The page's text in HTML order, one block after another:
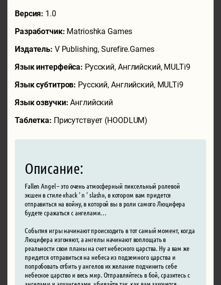
Версия: 1.0
Разработчик: Matrioshka Games
Издатель: V Publishing, Surefire.Games
Язык интерфейса: Русский, Английский, MULTi9
Язык субтитров: Русский, Английский, MULTi9
Язык озвучки:Английский
Таблетка: Присутствует (HOODLUM)
Описание:
Fallen Angel – это очень атмосферный пиксельный ролевой
экшен в стиле «hack ' n ' slash», в котором вам придется
отправиться на войну, в которой вы в роли самого Люцифера
будете сражаться с ангелами…
События игры начинают происходить в тот самый момент, когда
Люцифера изгоняют, а ангелы начинают воплощать в
реальности свои планы на счет небесного царства. Ну а вам же
придется отправиться на небеса из подземного царства и
попробовать отбить у ангелов их желание подчинить себе
небесное царство и весь мир. Отправляйтесь в бой, сразитесь с